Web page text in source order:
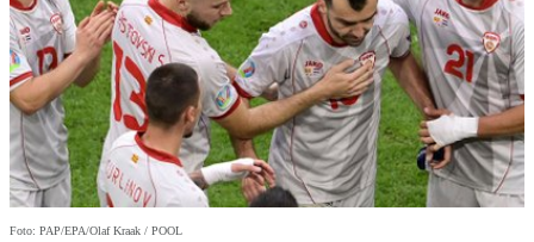
Foto: PAP/EPA/Olaf Kraak / POOL